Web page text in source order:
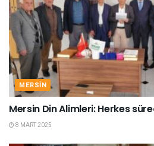
MERSIN
Mersin Din Alimleri: Herkes
8 MART 2025